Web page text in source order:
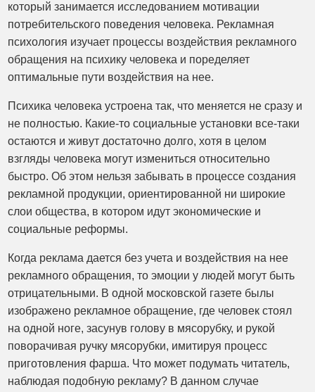
который занимается исследованием мотивации
потребительского поведения человека. Рекламная
психология изучает процессы воздействия рекламного
обращения на психику человека и поределяет
оптимальные пути воздействия на нее.
Психика человека устроена так, что меняется не сразу и
не полностью. Какие-то социальные установки все-таки
остаются и живут достаточно долго, хотя в целом
взгляды человека могут измениться относительно
быстро. Об этом нельзя забывать в процессе создания
рекламной продукции, ориентированной ни широкие
слои общества, в котором идут экономические и
социальные реформы.
Когда реклама дается без учета и воздействия на нее
рекламного обращения, то эмоции у людей могут быть
отрицательными. В одной московской газете былы
изображено рекламное обращение, где человек стоял
на одной ноге, засунув голову в мясорубку, и рукой
поворачивая ручку мясорубки, имитируя процесс
приготовления фарша. Что может подумать читатель,
наблюдая подобную рекламу? В данном случае